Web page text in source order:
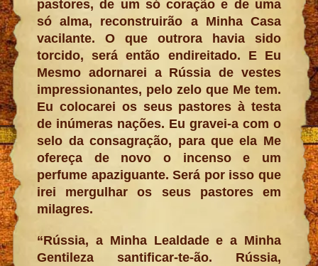
pastores, de um só coração e de uma
só alma, reconstruirão a Minha Casa
vacilante. O que outrora havia sido
torcido, será então endireitado. E Eu
Mesmo adornarei a Rússia de vestes
impressionantes, pelo zelo que Me tem.
Eu colocarei os seus pastores à testa
de inúmeras nações. Eu gravei-a com o
selo da consagração, para que ela Me
ofereça de novo o incenso e um
perfume apaziguante. Será por isso que
irei mergulhar os seus pastores em
milagres.
“Rússia, a Minha Lealdade e a Minha
Gentileza santificar-te-ão. Rússia,